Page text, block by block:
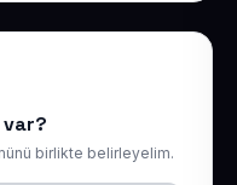
var?
birlikte belirleyelim.